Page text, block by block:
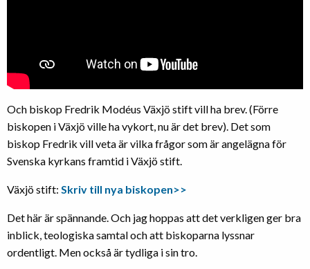
Och biskop Fredrik Modéus Växjö stift vill ha brev. (Förre
biskopen i Växjö ville ha vykort, nu är det brev). Det som
biskop Fredrik vill veta är vilka frågor som är angelägna för
Svenska kyrkans framtid i Växjö stift.
Växjö stift: Skriv till nya biskopen>>
Det här är spännande. Och jag hoppas att det verkligen ger bra
inblick, teologiska samtal och att biskoparna lyssnar
ordentligt. Men också är tydliga i sin tro.